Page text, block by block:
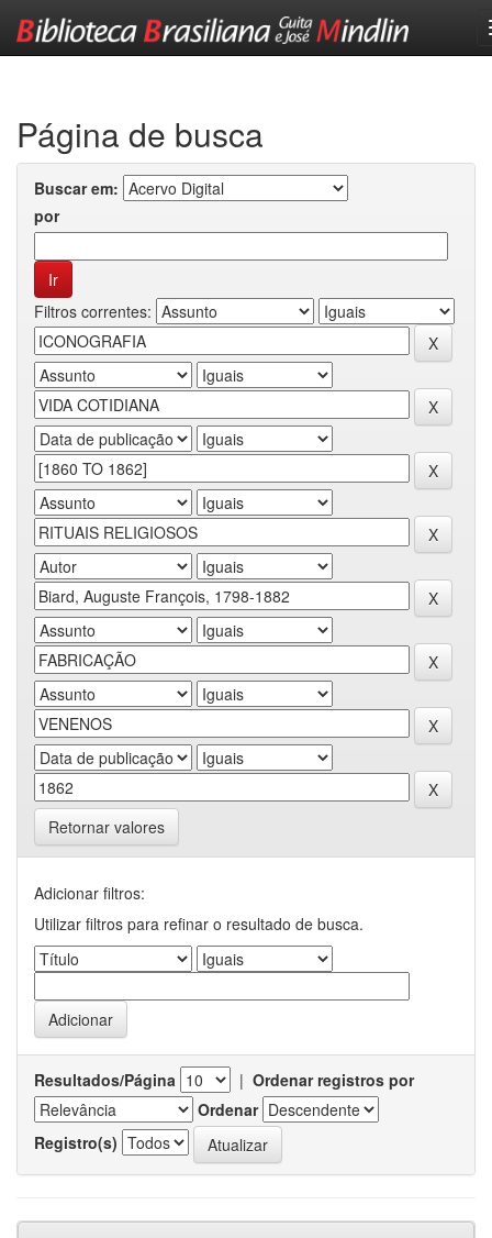
Página de busca
Buscar em:
por
Filtros correntes:
Retornar valores
Adicionar filtros:
Utilizar filtros para refinar o resultado de busca.
Resultados/Página | Ordenar registros por
Ordenar
Registro(s)